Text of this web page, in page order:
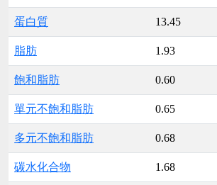
蛋白質 13.45
脂肪 1.93
飽和脂肪 0.60
單元不飽和脂肪 0.65
多元不飽和脂肪 0.68
碳水化合物 1.68